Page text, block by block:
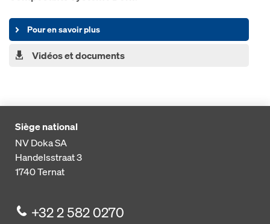
Pour en savoir plus
Vidéos et documents
Siège national
NV Doka SA
Handelsstraat 3
1740Ternat
+32 2 582 0270